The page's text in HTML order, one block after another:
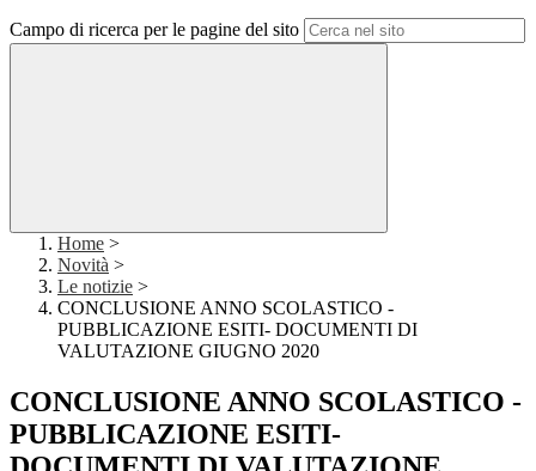
Campo di ricerca per le pagine del sito
Home >
Novità >
Le notizie >
CONCLUSIONE ANNO SCOLASTICO -
PUBBLICAZIONE ESITI- DOCUMENTI DI
VALUTAZIONE GIUGNO 2020
CONCLUSIONE ANNO SCOLASTICO -
PUBBLICAZIONE ESITI-